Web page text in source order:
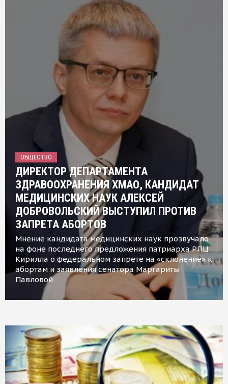
ОБЩЕСТВО
ДИРЕКТОР ДЕПАРТАМЕНТА
ЗДРАВООХРАНЕНИЯ ХМАО, КАНДИДАТ
МЕДИЦИНСКИХ НАУК АЛЕКСЕЙ
ДОБРОВОЛЬСКИЙ ВЫСТУПИЛ ПРОТИВ
ЗАПРЕТА АБОРТОВ
Мнение кандидата медицинских наук прозвучало
на фоне последнего предложения патриарха РПЦ
Кирилла о федеральном запрете на «склонение» к
абортам и заявления сенатора Маргариты
Павловой